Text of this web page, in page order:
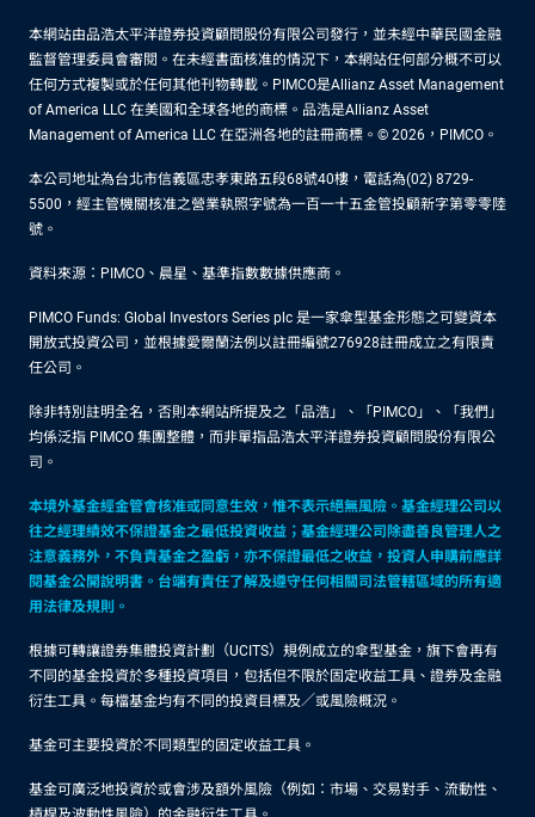
本網站由品浩太平洋證券投資顧問股份有限公司發行，並未經中華民國金融
監督管理委員會審閱。在未經書面核准的情況下，本網站任何部分概不可以
任何方式複製或於任何其他刊物轉載。PIMCO是Allianz Asset Management
of America LLC 在美國和全球各地的商標。品浩是Allianz Asset
Management of America LLC 在亞洲各地的註冊商標。© 2026，PIMCO。
本公司地址為台北市信義區忠孝東路五段68號40樓，電話為(02) 8729-
5500，經主管機關核准之營業執照字號為一百一十五金管投顧新字第零零陸
號。
資料來源：PIMCO、晨星、基準指數數據供應商。
PIMCO Funds: Global Investors Series plc 是一家傘型基金形態之可變資本
開放式投資公司，並根據愛爾蘭法例以註冊編號276928註冊成立之有限責
任公司。
除非特別註明全名，否則本網站所提及之「品浩」、「PIMCO」、「我們」
均係泛指 PIMCO 集團整體，而非單指品浩太平洋證券投資顧問股份有限公
司。
本境外基金經金管會核准或同意生效，惟不表示絕無風險。基金經理公司以
往之經理績效不保證基金之最低投資收益；基金經理公司除盡善良管理人之
注意義務外，不負責基金之盈虧，亦不保證最低之收益，投資人申購前應詳
閱基金公開說明書。台端有責任了解及遵守任何相關司法管轄區域的所有適
用法律及規則。
根據可轉讓證券集體投資計劃（UCITS）規例成立的傘型基金，旗下會再有
不同的基金投資於多種投資項目，包括但不限於固定收益工具、證券及金融
衍生工具。每檔基金均有不同的投資目標及／或風險概況。
基金可主要投資於不同類型的固定收益工具。
基金可廣泛地投資於或會涉及額外風險（例如：市場、交易對手、流動性、